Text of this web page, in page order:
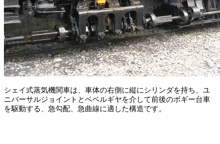
シェイ式蒸気機関車は、車体の右側に縦にシリンダを持ち、ユ
ニバーサルジョイントとベベルギヤを介して前後のボギー台車
を駆動する、急勾配、急曲線に適した構造です。